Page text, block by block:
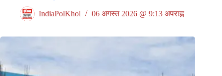
IndiaPolKhol 06 अगस्त 2026 @ 9:13 अपराह्न